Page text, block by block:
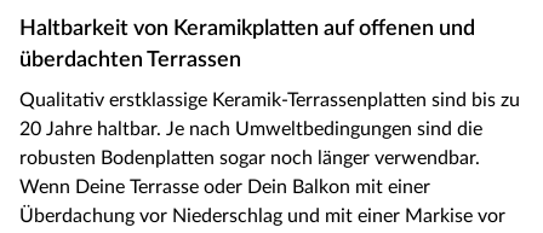
Haltbarkeit von Keramikplatten auf offenen und
überdachten Terrassen
Qualitativ erstklassige Keramik-Terrassenplatten sind bis zu
20 Jahre haltbar. Je nach Umweltbedingungen sind die
robusten Bodenplatten sogar noch länger verwendbar.
Wenn Deine Terrasse oder Dein Balkon mit einer
Überdachung vor Niederschlag und mit einer Markise vor